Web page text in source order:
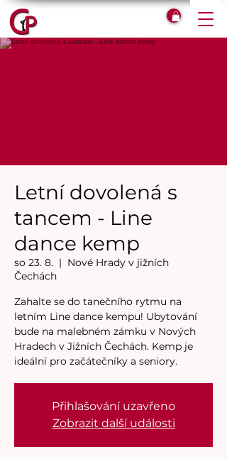
Letní dovolená s
tancem - Line
dance kemp
so 23. 8.
  |
Nové Hrady v jižních
Čechách
Zahalte se do tanečního rytmu na
letním Line dance kempu! Ubytování
bude na malebném zámku v Nových
Hradech v Jižních Čechách. Kemp je
ideální pro začátečníky a seniory.
Přihlašování uzavřeno
Zobrazit další události